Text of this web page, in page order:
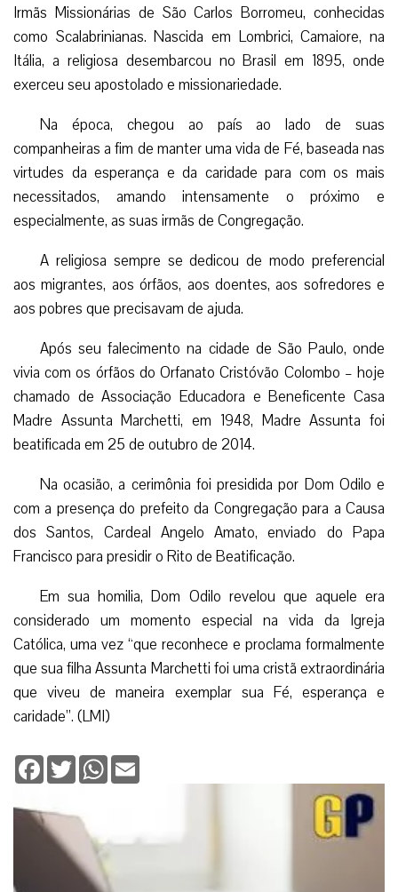
Irmãs Missionárias de São Carlos Borromeu, conhecidas
como Scalabrinianas. Nascida em Lombrici, Camaiore, na
Itália, a religiosa desembarcou no Brasil em 1895, onde
exerceu seu apostolado e missionariedade.
Na época, chegou ao país ao lado de suas
companheiras a fim de manter uma vida de Fé, baseada nas
virtudes da esperança e da caridade para com os mais
necessitados, amando intensamente o próximo e
especialmente, as suas irmãs de Congregação.
A religiosa sempre se dedicou de modo preferencial
aos migrantes, aos órfãos, aos doentes, aos sofredores e
aos pobres que precisavam de ajuda.
Após seu falecimento na cidade de São Paulo, onde
vivia com os órfãos do Orfanato Cristóvão Colombo – hoje
chamado de Associação Educadora e Beneficente Casa
Madre Assunta Marchetti, em 1948, Madre Assunta foi
beatificada em 25 de outubro de 2014.
Na ocasião, a cerimônia foi presidida por Dom Odilo e
com a presença do prefeito da Congregação para a Causa
dos Santos, Cardeal Angelo Amato, enviado do Papa
Francisco para presidir o Rito de Beatificação.
Em sua homilia, Dom Odilo revelou que aquele era
considerado um momento especial na vida da Igreja
Católica, uma vez “que reconhece e proclama formalmente
que sua filha Assunta Marchetti foi uma cristã extraordinária
que viveu de maneira exemplar sua Fé, esperança e
caridade”. (LMI)
Facebook
TwitterWhatsApp